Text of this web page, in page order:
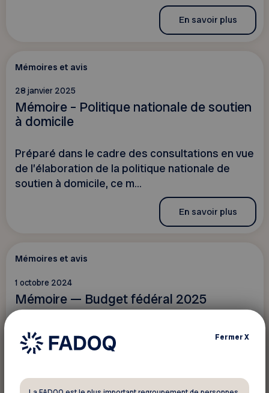
En savoir plus
Mémoires et avis
28 janvier 2025
Mémoire – Politique nationale de soutien
à domicile
Préparé dans le cadre des consultations en vue
de l’élaboration de la politique nationale de
soutien à domicile, ce m...
En savoir plus
Mémoires et avis
1 octobre 2024
Mémoire — Budget fédéral 2025
Préparé dans le cadre des consultations
prébudgétaires du Comité permanent des
FermerX